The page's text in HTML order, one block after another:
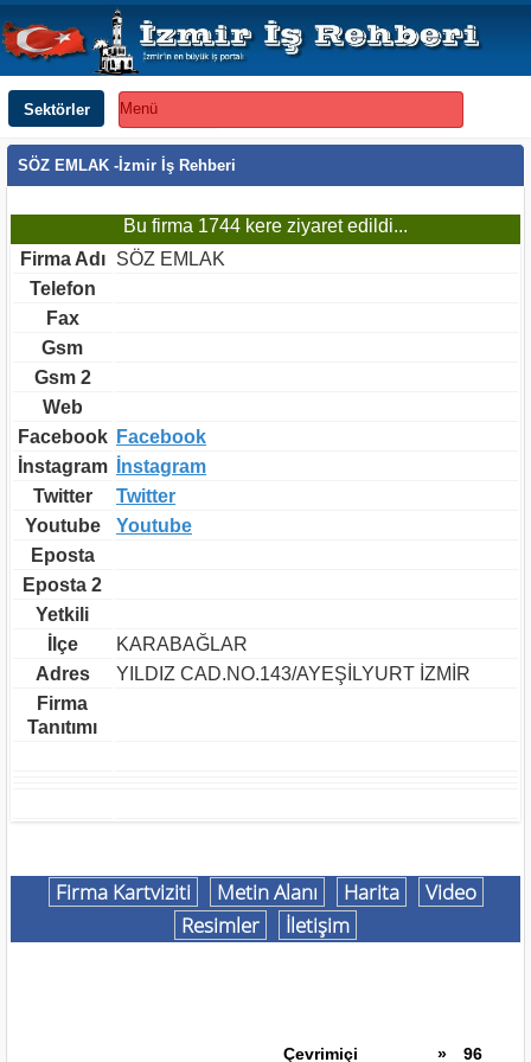
Sektörler Menü
SÖZ EMLAK -İzmir İş Rehberi
Bu firma 1744 kere ziyaret edildi...
Firma Adı SÖZ EMLAK
Telefon
Fax
Gsm
Gsm 2
Web
Facebook Facebook
İnstagram
İnstagram
Twitter
Twitter
Youtube
Youtube
Eposta
Eposta 2
Yetkili
İlçe
KARABAĞLAR
Adres
YILDIZ CAD.NO.143/AYEŞİLYURT İZMİR
Firma
Tanıtımı
Firma Kartviziti Metin Alanı Harita
Video
Resimler
İletişim
Çevrimiçi » 96